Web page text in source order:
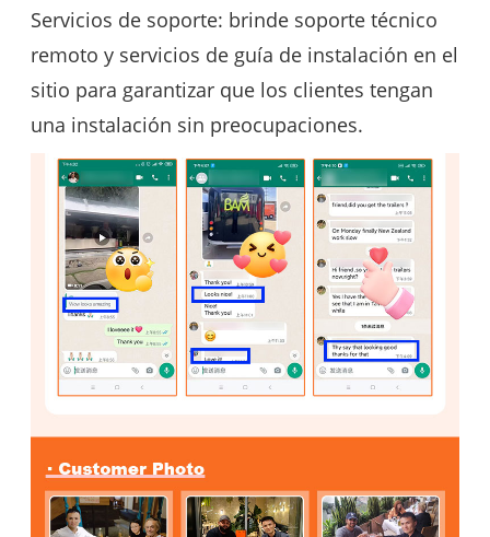
Servicios de soporte: brinde soporte técnico
remoto y servicios de guía de instalación en el
sitio para garantizar que los clientes tengan
una instalación sin preocupaciones.